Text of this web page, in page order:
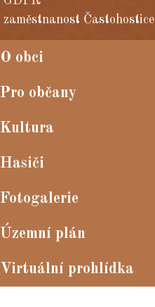
zaměstnanost Častohostice
O obci
Pro občany
Kultura
Hasiči
Fotogalerie
Územní plán
Virtuální prohlídka